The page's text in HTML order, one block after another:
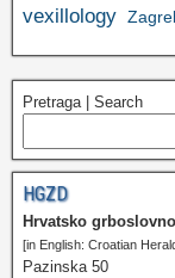
vexillology
Pretraga | Search
HGZD
Hrvatsko
[in English: Croatian
Pazinska 50